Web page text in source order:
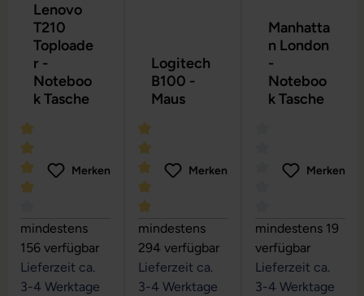
Lenovo
T210
Toploade
r -
Noteboo
k Tasche
Durchschnittliche Bewertung von 4 von 5 Sternen
Merken
mindestens
156 verfügbar
Lieferzeit ca.
3-4 Werktage
Logitech
B100 -
Maus
Durchschnittliche Bewertung von 5
Merken
mindestens
294 verfügbar
Lieferzeit ca.
3-4 Werktage
Manhatta
n London
-
Noteboo
k Tasche
Durchschnittliche
Merken
mindestens 19
verfügbar
Lieferzeit ca.
3-4 Werktage